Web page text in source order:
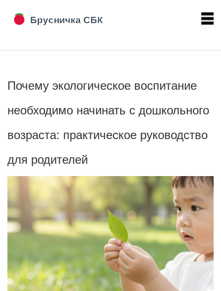
Почему экологическое воспитание
необходимо начинать с дошкольного
возраста: практическое руководство
для родителей